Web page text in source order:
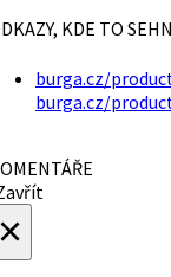
KDE TO
burga.cz/
burga.cz/